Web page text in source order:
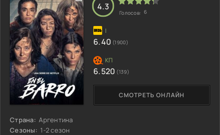
Страна: Аргентина
Сезоны: 1-2 сезон
СМОТРЕТЬ ОНЛАЙН
4.3
Голосов: 6
6.40 (1900)
6.520 (139)